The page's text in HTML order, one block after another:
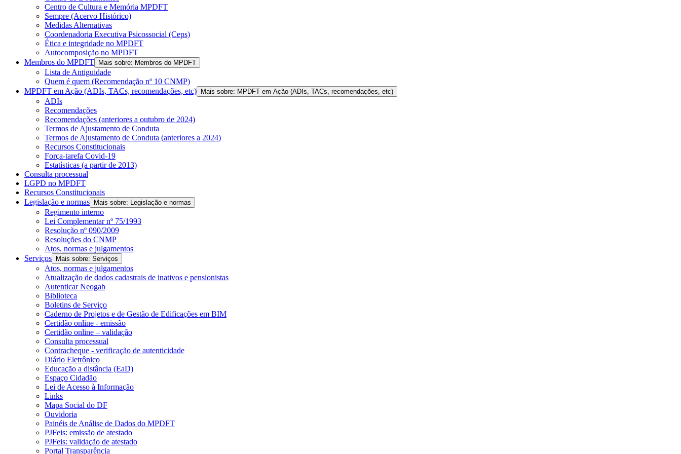
Centro de Cultura e Memória MPDFT
Sempre (Acervo Histórico)
Medidas Alternativas
Coordenadoria Executiva Psicossocial (Ceps)
Ética e integridade no MPDFT
Autocomposição no MPDFT
Membros do MPDFT
Mais sobre: Membros do MPDFT
Lista de Antiguidade
Quem é quem (Recomendação nº 10 CNMP)
MPDFT em Ação (ADIs, TACs, recomendações, etc)
Mais sobre: MPDFT em Ação (ADIs, TACs, recomendações, etc)
ADIs
Recomendações
Recomendações (anteriores a outubro de 2024)
Termos de Ajustamento de Conduta
Termos de Ajustamento de Conduta (anteriores a 2024)
Recursos Constitucionais
Força-tarefa Covid-19
Estatísticas (a partir de 2013)
Consulta processual
LGPD no MPDFT
Recursos Constitucionais
Legislação e normas
Mais sobre: Legislação e normas
Regimento interno
Lei Complementar nº 75/1993
Resolução nº 090/2009
Resoluções do CNMP
Atos, normas e julgamentos
Serviços
Mais sobre: Serviços
Atos, normas e julgamentos
Atualização de dados cadastrais de inativos e pensionistas
Autenticar Neogab
Biblioteca
Boletins de Serviço
Caderno de Projetos e de Gestão de Edificações em BIM
Certidão online - emissão
Certidão online – validação
Consulta processual
Contracheque - verificação de autenticidade
Diário Eletrônico
Educação a distância (EaD)
Espaço Cidadão
Lei de Acesso à Informação
Links
Mapa Social do DF
Ouvidoria
Painéis de Análise de Dados do MPDFT
PJFeis: emissão de atestado
PJFeis: validação de atestado
Portal Transparência